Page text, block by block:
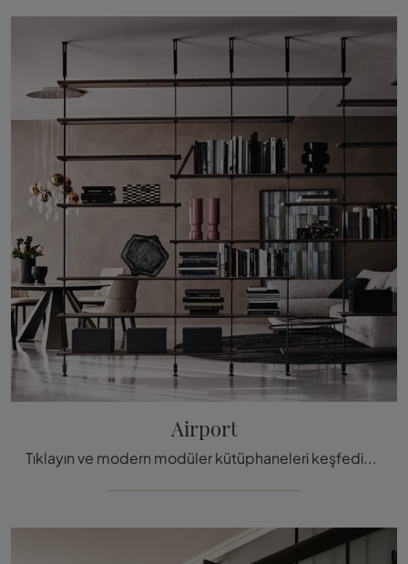
Airport
Tıklayın ve modern modüler kütüphaneleri keşfedin! Cattelan Italia'nın Airport modeli, dinamik ve işlevsel bir yaşam alanını tamam